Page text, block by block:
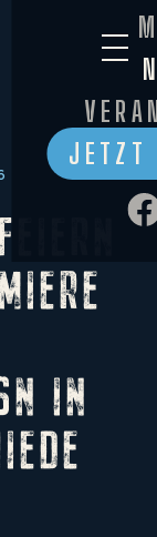
JETZT
IN